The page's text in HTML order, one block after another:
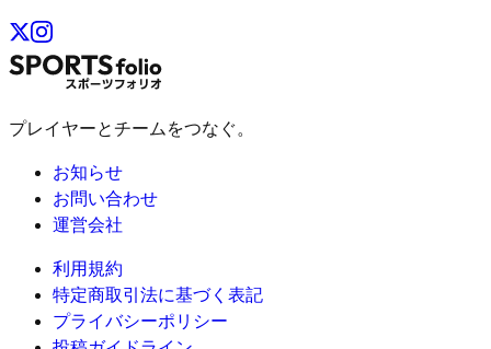
プレイヤーとチームをつなぐ。
お知らせ
お問い合わせ
運営会社
利用規約
特定商取引法に基づく表記
プライバシーポリシー